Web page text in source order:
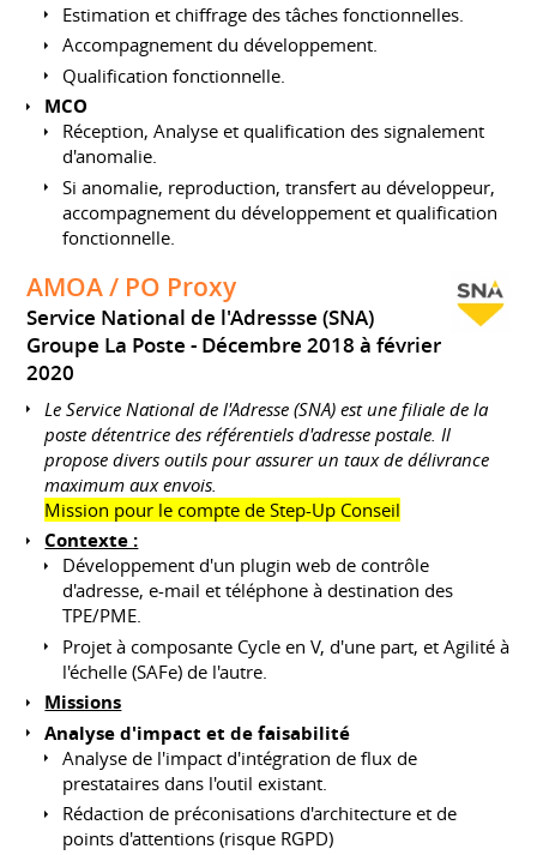
Estimation et chiffrage des tâches fonctionnelles.
Accompagnement du développement.
Qualification fonctionnelle.
MCO
Réception, Analyse et qualification des signalement
d'anomalie.
Si anomalie, reproduction, transfert au développeur,
accompagnement du développement et qualification
fonctionnelle.
AMOA / PO Proxy
Service National de l'Adressse (SNA)
Groupe La Poste
Décembre 2018 à février
2020
Le Service National de l'Adresse (SNA) est une filiale de la
poste détentrice des référentiels d'adresse postale. Il
propose divers outils pour assurer un taux de délivrance
maximum aux envois.
Mission pour le compte de Step-Up Conseil
Contexte :
Développement d'un plugin web de contrôle
d'adresse, e-mail et téléphone à destination des
TPE/PME.
Projet à composante Cycle en V, d'une part, et Agilité à
l'échelle (SAFe) de l'autre.
Missions
Analyse d'impact et de faisabilité
Analyse de l'impact d'intégration de flux de
prestataires dans l'outil existant.
Rédaction de préconisations d'architecture et de
points d'attentions (risque RGPD)